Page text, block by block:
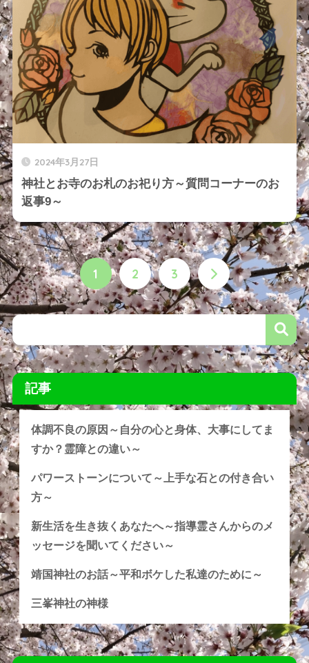
2024年3月27日
神社とお寺のお札のお祀り方～質問コーナーのお
返事9～
1 2 3
記事
体調不良の原因～自分の心と身体、大事にしてま
すか？霊障との違い～
パワーストーンについて～上手な石との付き合い
方～
新生活を生き抜くあなたへ～指導霊さんからのメ
ッセージを聞いてください～
靖国神社のお話～平和ボケした私達のために～
三峯神社の神様